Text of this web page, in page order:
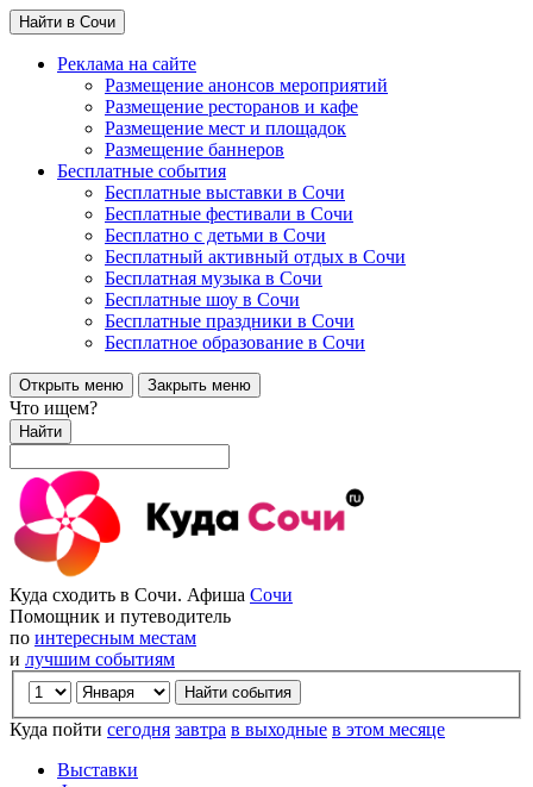
Найти в Сочи
Реклама на сайте
Размещение анонсов мероприятий
Размещение ресторанов и кафе
Размещение мест и площадок
Размещение баннеров
Бесплатные события
Бесплатные выставки в Сочи
Бесплатные фестивали в Сочи
Бесплатно с детьми в Сочи
Бесплатный активный отдых в Сочи
Бесплатная музыка в Сочи
Бесплатные шоу в Сочи
Бесплатные праздники в Сочи
Бесплатное образование в Сочи
Открыть меню Закрыть меню
Что ищем?
Найти
Куда сходить в Сочи. Афиша Сочи
Помощник и путеводитель
по интересным местам
и лучшим событиям
Куда пойти сегодня завтра в выходные в этом месяце
Выставки